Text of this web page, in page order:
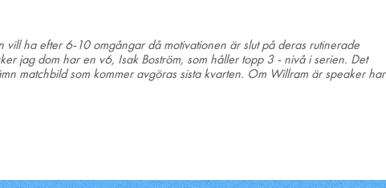
vill ha efter 6-10 omgångar då motivationen är slut på deras rutinerade
jag dom har en v6, Isak Boström, som håller topp 3 - nivå i serien. Det
matchbild som kommer avgöras sista kvarten. Om Willram är speaker har